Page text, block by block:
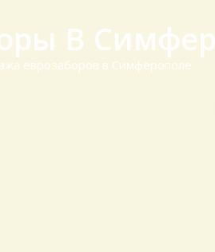
В
еврозаборов в Симферополе